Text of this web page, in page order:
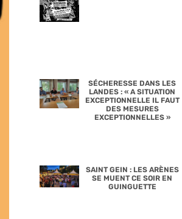
SÉCHERESSE DANS LES
LANDES : « A SITUATION
EXCEPTIONNELLE IL FAUT
DES MESURES
EXCEPTIONNELLES »
SAINT GEIN : LES ARÈNES
SE MUENT CE SOIR EN
GUINGUETTE